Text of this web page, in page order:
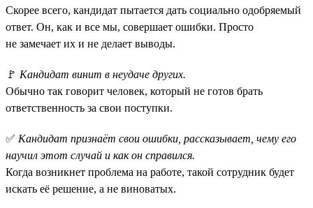
Скорее всего, кандидат пытается дать социально одобряемый
ответ. Он, как и все мы, совершает ошибки. Просто
не замечает их и не делает выводы.
🚩 Кандидат винит в неудаче других.
Обычно так говорит человек, который не готов брать
ответственность за свои поступки.
✅ Кандидат признаёт свои ошибки, рассказывает, чему его
научил этот случай и как он справился.
Когда возникнет проблема на работе, такой сотрудник будет
искать её решение, а не виноватых.